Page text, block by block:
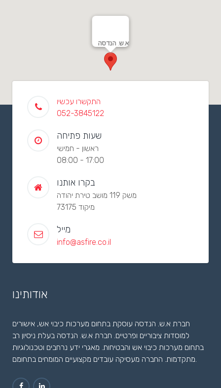
א.ש. הנדסה
התקשרו עכשיו
052-3845122
שעות פתיחה
ראשון - חמישי
08:00 - 17:00
בקרו אותנו
משק 119 מושב טירת יהודה
מיקוד 73175
מייל
info@asfire.co.il
אודותינו
חברת א.ש. הנדסה עוסקת בתחום מערכות כיבוי אש, אישורים
למוסדות ציבוריים ופרטיים. חברת א.ש. הנדסה בעלת ניסיון רב
בתחום מערכות כיבוי אש והבטיחות. מאגרי ידע נרחבים וטכנולוגיות